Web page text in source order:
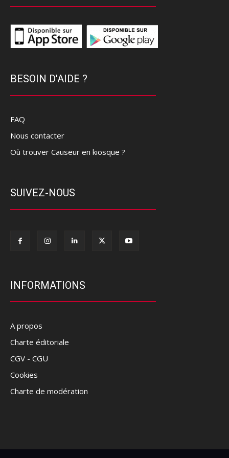
BESOIN D'AIDE ?
FAQ
Nous contacter
Où trouver Causeur en kiosque ?
SUIVEZ-NOUS
INFORMATIONS
A propos
Charte éditoriale
CGV - CGU
Cookies
Charte de modération